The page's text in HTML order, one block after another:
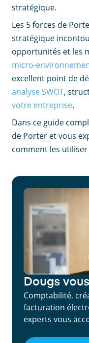
stratégique.
Les 5 forces de
stratégique
opportunités et les
micro-
excellent point de
analyse SWOT,
votre entreprise.
Dans ce guide
de Porter et vous
comment les
Dougs
Comptabilité,
facturation
experts vous